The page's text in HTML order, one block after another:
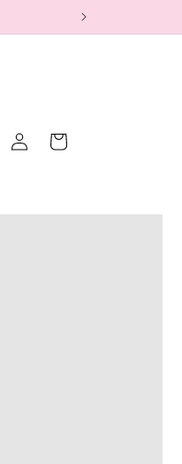
InloggenWinkelwagen